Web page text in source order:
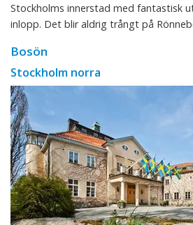
Stockholms innerstad med fantastisk
inlopp. Det blir aldrig trångt på
Bosön
Stockholm norra